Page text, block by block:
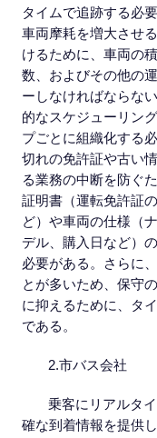
タイムで追跡する必
車両摩耗を増大させ
けるために、車両の
数、およびその他の
ーしなければならな
的なスケジューリン
プごとに組織化する
切れの免許証や古い
る業務の中断を防ぐ
証明書（運転免許証
ど）や車両の仕様（
デル、購入日など）
必要がある。さらに
とが多いため、保守
に抑えるために、タ
である。
2.市バス会社
乗客にリアルタ
確な到着情報を提供